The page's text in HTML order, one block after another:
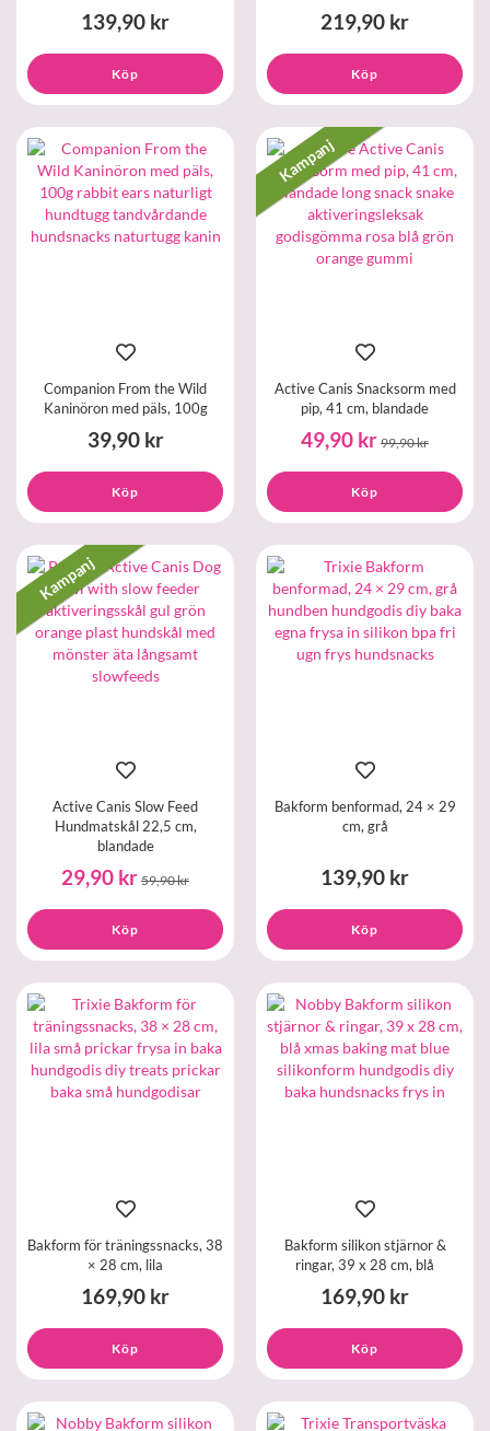
139,90 kr
Köp
219,90 kr
Köp
Companion From the Wild
Kaninöron med päls, 100g
39,90 kr
Köp
Kampanj
Active Canis Snacksorm med
pip, 41 cm, blandade
49,90 kr 99,90 kr
Köp
Kampanj
Active Canis Slow Feed
Hundmatskål 22,5 cm,
blandade
29,90 kr 59,90 kr
Köp
Bakform benformad, 24 × 29
cm, grå
139,90 kr
Köp
Bakform för träningssnacks, 38
× 28 cm, lila
169,90 kr
Köp
Bakform silikon stjärnor &
ringar, 39 x 28 cm, blå
169,90 kr
Köp